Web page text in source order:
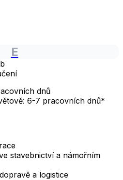
E
dnů
6-7 pracovních dnů*
stavebnictví a námořním
a logistice